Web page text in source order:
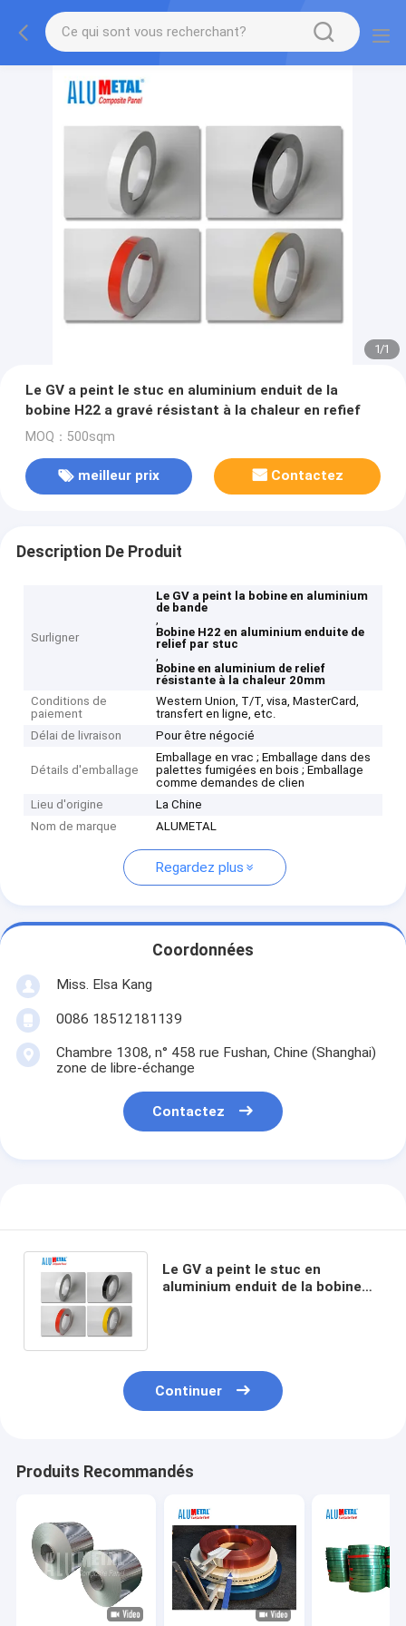
1/1
Le GV a peint le stuc en aluminium enduit de la
bobine H22 a gravé résistant à la chaleur en refief
MOQ：500sqm
meilleur prix Contactez
Description De Produit
Surligner
Le GV a peint la bobine en aluminium
de bande
,
Bobine H22 en aluminium enduite de
relief par stuc
,
Bobine en aluminium de relief
résistante à la chaleur 20mm
Conditions de
paiement
Western Union, T/T, visa, MasterCard,
transfert en ligne, etc.
Délai de livraison
Pour être négocié
Détails d'emballage
Emballage en vrac ; Emballage dans des
palettes fumigées en bois ; Emballage
comme demandes de clien
Lieu d'origine
La Chine
Nom de marque
ALUMETAL
Regardez plus
Coordonnées
Miss. Elsa Kang
0086 18512181139
Chambre 1308, n° 458 rue Fushan, Chine (Shanghai)
zone de libre-échange
Contactez
Le GV a peint le stuc en
aluminium enduit de la bobine
Continuer
Produits Recommandés